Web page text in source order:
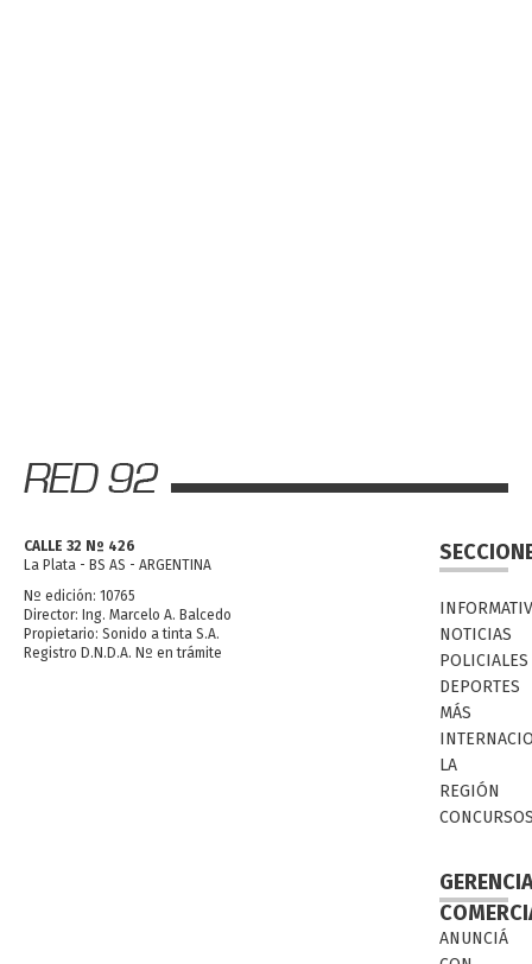
CALLE 32 Nº 426
La Plata - BS AS - ARGENTINA
Nº edición: 10765
Director: Ing. Marcelo A. Balcedo
Propietario: Sonido a tinta S.A.
Registro D.N.D.A. Nº en trámite
NOTICIAS
POLICIALES
DEPORTES
MÁS
LA
REGIÓN
ANUNCIÁ